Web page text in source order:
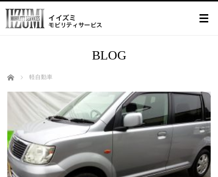
BLOG
ホーム 軽自動車